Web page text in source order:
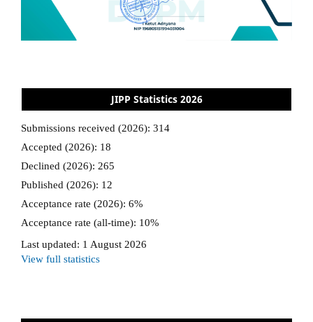
JIPP Statistics 2026